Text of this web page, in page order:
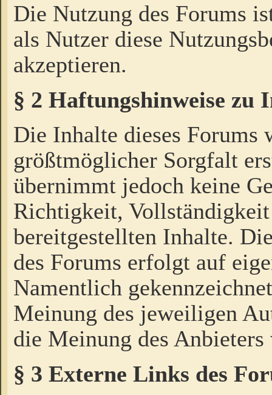
Die Nutzung des Forums
als Nutzer diese
akzeptieren.
§ 2 Haftungshinweise zu
Die Inhalte dieses Forums
größtmöglicher Sorgfalt
übernimmt jedoch keine
Richtigkeit,
bereitgestellten Inhalte.
des Forums erfolgt auf
Namentlich
Meinung des jeweiligen
die Meinung des Anbieters
§ 3 Externe Links des